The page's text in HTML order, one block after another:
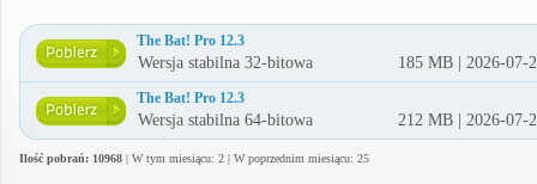
The Bat! Pro 12.3
Wersja stabilna 32-bitowa 185 MB | 2026-07-
The Bat! Pro 12.3
Wersja stabilna 64-bitowa 212 MB | 2026-07-
Ilość pobrań: 10968 | W tym miesiącu: 2 | W poprzednim miesiącu: 25